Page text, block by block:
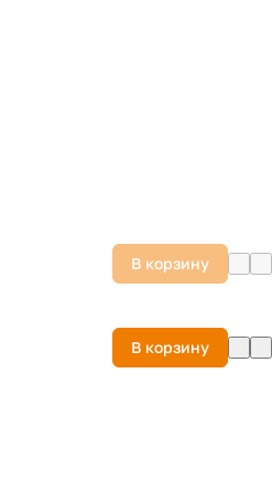
В корзину
В корзину